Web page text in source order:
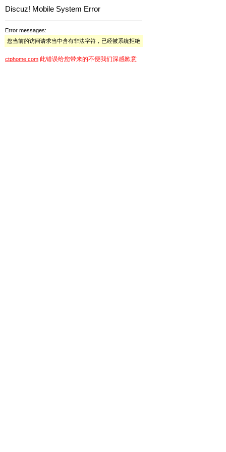
Discuz! Mobile System Error
Error messages:
您当前的访问请求当中含有非法字符，已经被系统拒绝
ctphome.com 此错误给您带来的不便我们深感歉意